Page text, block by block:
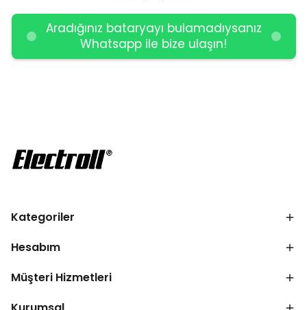
Aradığınız bataryayı bulamadıysanız
Whatsapp ile bize ulaşın!
Kategoriler
Hesabım
Müşteri Hizmetleri